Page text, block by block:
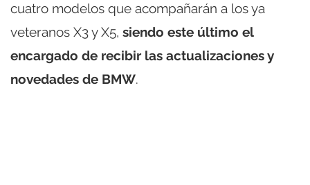
cuatro modelos que acompañarán a los ya
veteranos X3 y X5, siendo este último el
encargado de recibir las actualizaciones y
novedades de BMW.